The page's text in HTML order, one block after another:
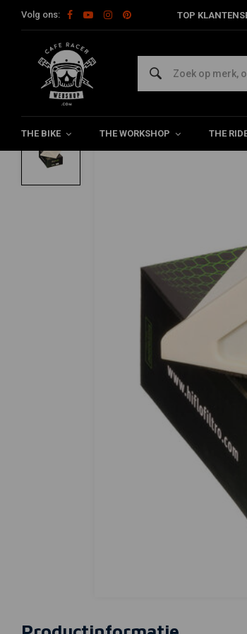
Volg ons: TOP
THE BIKE THE WORKSHOP THE
Home The Workshop Vervanging luchtfilter
HIFLO
Luchtfilter HFA4605